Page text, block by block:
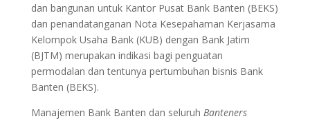
dan bangunan untuk Kantor Pusat Bank Banten (BEKS)
dan penandatanganan Nota Kesepahaman Kerjasama
Kelompok Usaha Bank (KUB) dengan Bank Jatim
(BJTM) merupakan indikasi bagi penguatan
permodalan dan tentunya pertumbuhan bisnis Bank
Banten (BEKS).
Manajemen Bank Banten dan seluruh Banteners